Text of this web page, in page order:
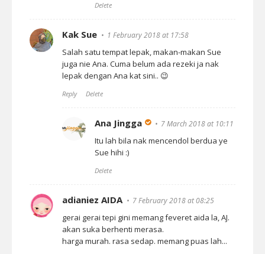
Delete
Kak Sue 1 February 2018 at 17:58
Salah satu tempat lepak, makan-makan Sue
juga nie Ana. Cuma belum ada rezeki ja nak
lepak dengan Ana kat sini.. 😉
Reply Delete
Ana Jingga 7 March 2018 at 10:11
Itu lah bila nak mencendol berdua ye
Sue hihi :)
Delete
adianiez AIDA 7 February 2018 at 08:25
gerai gerai tepi gini memang feveret aida la, AJ.
akan suka berhenti merasa.
harga murah. rasa sedap. memang puas lah...